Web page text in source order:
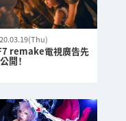
remake電視廣告先
開！